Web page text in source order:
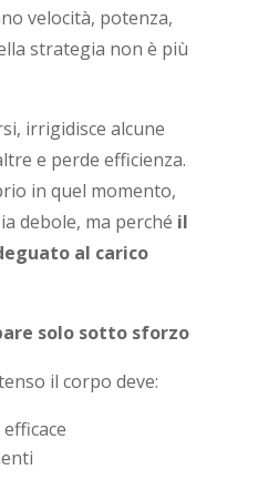
velocità, potenza,
strategia non è più
irrigidisce alcune
e perde efficienza.
in quel momento,
debole, ma perché il
al carico
solo sotto sforzo
il corpo deve: